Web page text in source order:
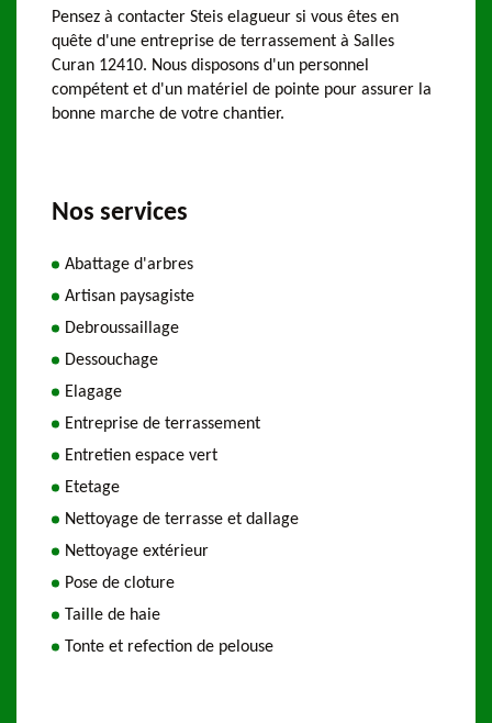
Pensez à contacter Steis elagueur si vous êtes en
quête d'une entreprise de terrassement à Salles
Curan 12410. Nous disposons d'un personnel
compétent et d'un matériel de pointe pour assurer la
bonne marche de votre chantier.
Nos services
Abattage d'arbres
Artisan paysagiste
Debroussaillage
Dessouchage
Elagage
Entreprise de terrassement
Entretien espace vert
Etetage
Nettoyage de terrasse et dallage
Nettoyage extérieur
Pose de cloture
Taille de haie
Tonte et refection de pelouse